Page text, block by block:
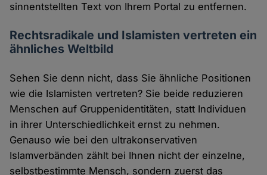
sinnentstellten Text von Ihrem Portal zu entfernen.
Rechtsradikale und Islamisten vertreten ein
ähnliches Weltbild
Sehen Sie denn nicht, dass Sie ähnliche Positionen
wie die Islamisten vertreten? Sie beide reduzieren
Menschen auf Gruppenidentitäten, statt Individuen
in ihrer Unterschiedlichkeit ernst zu nehmen.
Genauso wie bei den ultrakonservativen
Islamverbänden zählt bei Ihnen nicht der einzelne,
selbstbestimmte Mensch, sondern zuerst das